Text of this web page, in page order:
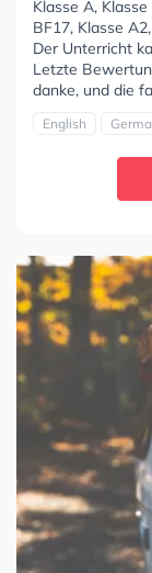
Klasse A,
BF17, Klasse
Der Unterricht
Letzte
danke, und die
English